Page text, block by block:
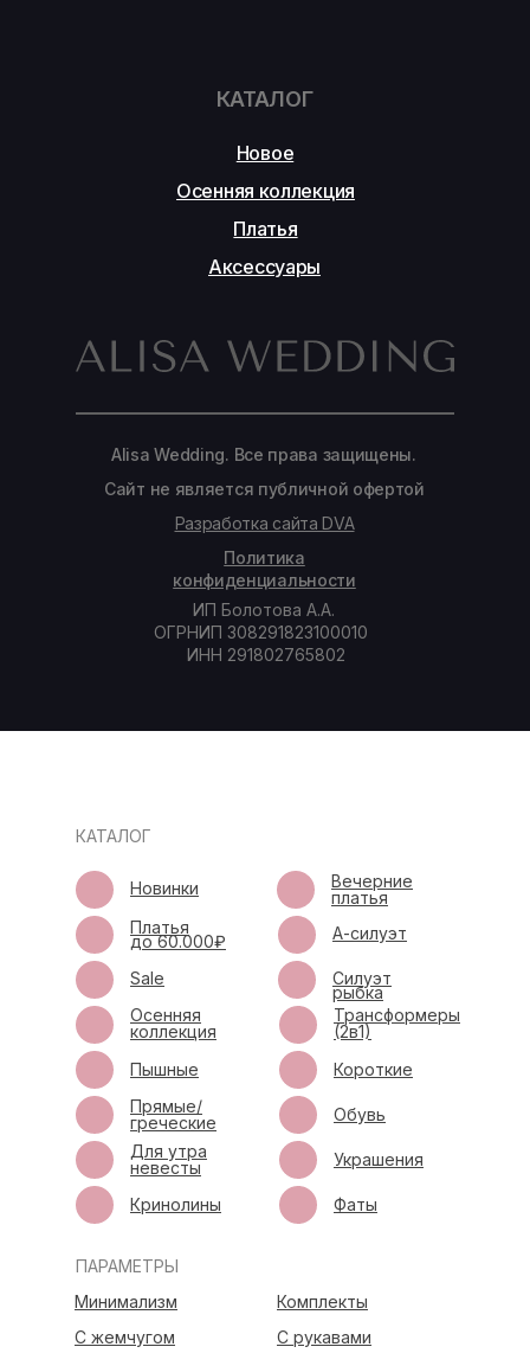
Alisa Wedding. Все права защищены.
Сайт не является публичной офертой
Политика
конфиденциальности
Разработка сайта DVA
Новое
Осенняя коллекция
Платья
Аксессуары
КАТАЛОГ
ИП Болотова А.А.
ОГРНИП 308291823100010
ИНН 291802765802
КАТАЛОГ
Минимализм
С жемчугом
Комплекты
С рукавами
ПАРАМЕТРЫ
Осенняя
коллекция
Вечерние
платья
Силуэт
рыбка
Новинки
Платья
до 60.000₽ А-силуэт
Пышные
Прямые/
греческие
Трансформеры
(2в1)
Короткие
Обувь
Для утра
невесты
Кринолины
Украшения
Фаты
Sale